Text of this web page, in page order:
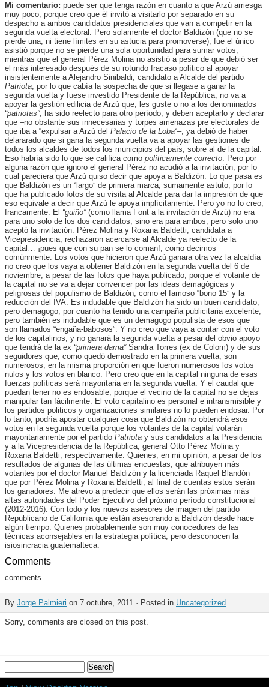
Mi comentario: puede ser que tenga razón en cuanto a que Arzú arriesga
muy poco, porque creo que él invitó a visitarlo por separado en su
despacho a ambos candidatos presidenciales que van a competir en la
segunda vuelta electoral. Pero solamente el doctor Baldizón (que no se
pierde una, ni tiene límites en su astucia para promoverse), fue el único
asistió porque no se pierde una sola oportunidad para sumar votos,
mientras que el general Pérez Molina no asistió a pesar de que debió ser
el más interesado después de su rotundo fracaso político al apoyar
insistentemente a Alejandro Sinibaldi, candidato a Alcalde del partido
Patriota, por lo que cabía la sospecha de que si llegase a ganar la
segunda vuelta y fuese investido Presidente de la República, no va a
apoyar la gestión edilicia de Arzú que, les guste o no a los denominados
“patriotas”, ha sido reelecto para otro período, y deben aceptarlo y declarar
que –no obstante sus innecesarias y torpes amenazas pre electorales de
que iba a “expulsar a Arzú del Palacio de la Loba“–, ya debió de haber
delararado que si gana la segunda vuelta va a apoyar las gestiones de
todos los alcaldes de todos los municipios del país, sobre al de la capital.
Eso habría sido lo que se califica como políticamente correcto. Pero por
alguna razón que ignoro el general Pérez no acudió a la invitación, por lo
cual pareciera que Arzú quiso decir que apoya a Baldizón. Lo que pasa es
que Baldizón es un “largo” de primera marca, sumamente astuto, por lo
que ha publicado fotos de su visita al Alcalde para dar la impresión de que
eso equivale a decir que Arzú le apoya implícitamente. Pero yo no lo creo,
francamente. El “guiño”(como llama Font a la invitación de Arzú) no era
para uno solo de los dos candidatos, sino era para ambos, pero solo uno
aceptó la invitación. Pérez Molina y Roxana Baldetti, candidata a
Vicepresidencia, rechazaron acercarse al Alcalde ya reelecto de la
capital… ¡pues que con su pan se lo coman!, como decimos
comúnmente. Los votos que hicieron que Arzú ganara otra vez la alcaldía
no creo que los vaya a obtener Baldizón en la segunda vuelta del 6 de
noviembre, a pesar de las fotos que haya publicado, porque el votante de
la capital no se va a dejar convencer por las ideas demagógicas y
peligrosas del populismo de Baldizón, como el famoso “bono 15” y la
reducción del IVA. Es indudable que Baldizón ha sido un buen candidato,
pero demagogo, por cuanto ha tenido una campaña publicitaria excelente,
pero también es indudable que es un demagogo populista de esos que
son llamados “engaña-babosos”. Y no creo que vaya a contar con el voto
de los capitalinos, y no ganará la segunda vuelta a pesar del obvio apoyo
que tendrá de la ex “primera dama”Sandra Torres (ex de Colom) y de sus
seguidores que, como quedó demostrado en la primera vuelta, son
numerosos, en la misma proporción en que fueron numerosos los votos
nulos y los votos en blanco. Pero creo que en la capital ninguna de esas
fuerzas políticas será mayoritaria en la segunda vuelta. Y el caudal que
puedan tener no es endosable, porque el vecino de la capital no se dejas
manipular tan fácilmente. El voto capitalino es personal e intransmisible y
los partidos politicos y organizaciones similares no lo pueden endosar. Por
lo tanto, podría apostar cualquier cosa que Baldizón no obtendrá esos
votos en la segunda vuelta porque los votantes de la capital votarán
mayoritariamente por el partido Patriota y sus candidatos a la Presidencia
y a la Vicepresidencia de la República, general Otto Pérez Molina y
Roxana Baldetti, respectivamente. Quienes, en mi opinión, a pesar de los
resultados de algunas de las últimas encuestas, que atribuyen más
votantes por el doctor Manuel Baldizón y la licenciada Raquel Blandón
que por Pérez Molina y Roxana Baldetti, al final de cuentas estos serán
los ganadores. Me atrevo a predecir que ellos serán las próximas más
altas autoridades del Poder Ejecutivo del próximo período constitucional
(2012-2016). Con todo y los nuevos asesores de imagen del partido
Republicano de California que están asesorando a Baldizón desde hace
algún tiempo. Quienes probablemente son muy conocedores de las
técnicas aconsejables en la estrategia política, pero desconocen la
isiosincracia guatemalteca.
Comments
comments
By Jorge Palmieri on 7 octubre, 2011 · Posted in Uncategorized
Sorry, comments are closed on this post.